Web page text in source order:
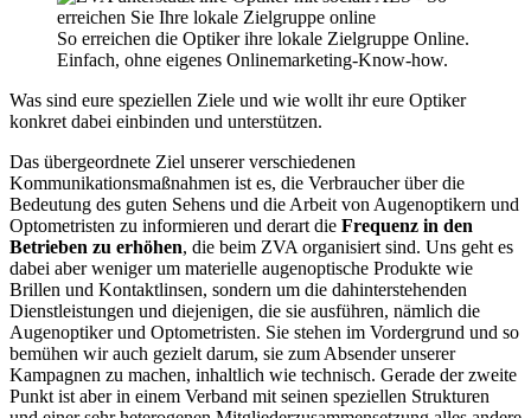
So erreichen die Optiker ihre lokale Zielgruppe Online.
Einfach, ohne eigenes Onlinemarketing-Know-how.
Was sind eure speziellen Ziele und wie wollt ihr eure Optiker
konkret dabei einbinden und unterstützen.
Das übergeordnete Ziel unserer verschiedenen
Kommunikationsmaßnahmen ist es, die Verbraucher über die
Bedeutung des guten Sehens und die Arbeit von Augenoptikern und
Optometristen zu informieren und derart die Frequenz in den
Betrieben zu erhöhen, die beim ZVA organisiert sind. Uns geht es
dabei aber weniger um materielle augenoptische Produkte wie
Brillen und Kontaktlinsen, sondern um die dahinterstehenden
Dienstleistungen und diejenigen, die sie ausführen, nämlich die
Augenoptiker und Optometristen. Sie stehen im Vordergrund und so
bemühen wir auch gezielt darum, sie zum Absender unserer
Kampagnen zu machen, inhaltlich wie technisch. Gerade der zweite
Punkt ist aber in einem Verband mit seinen speziellen Strukturen